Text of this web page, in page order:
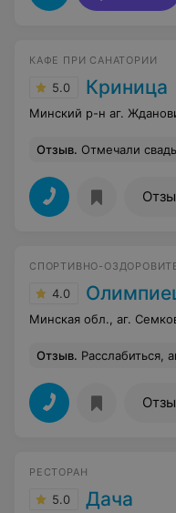
КАФЕ ПРИ САНАТОРИИ
5.0 Криница
Минский р-н аг.
Отзыв. Отмечали свадьбу. Организация на очень высоком
СПОРТИВНО-
4.0
Минская обл., аг.
Отзыв. Расслабиться, активно провести время на природе, спокойно поджарить шашлыки к сожалению у нас не получилось. В феврале месяце созвонились с представителем СОБ "Олимпиец" по поводу
РЕСТОРАН
5.0 Дача